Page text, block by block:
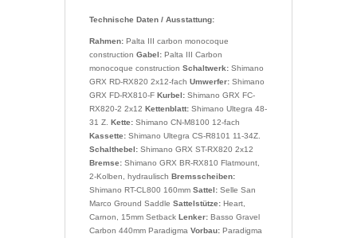
Technische Daten / Ausstattung:
Rahmen:Palta III carbon monocoque
construction Gabel:Palta III Carbon
monocoque construction Schaltwerk:Shimano
GRX RD-RX820 2x12-fach Umwerfer:Shimano
GRX FD-RX810-F Kurbel:Shimano GRX FC-
RX820-2 2x12 Kettenblatt:Shimano Ultegra 48-
31 Z. Kette:Shimano CN-M8100 12-fach
Kassette: Shimano Ultegra CS-R8101 11-34Z.
Schalthebel:Shimano GRX ST-RX820 2x12
Bremse:Shimano GRX BR-RX810 Flatmount,
2-Kolben, hydraulisch Bremsscheiben:
Shimano RT-CL800 160mm Sattel:Selle San
Marco Ground Saddle Sattelstütze:Heart,
Carnon, 15mm Setback Lenker:Basso Gravel
Carbon 440mm Paradigma Vorbau:Paradigma